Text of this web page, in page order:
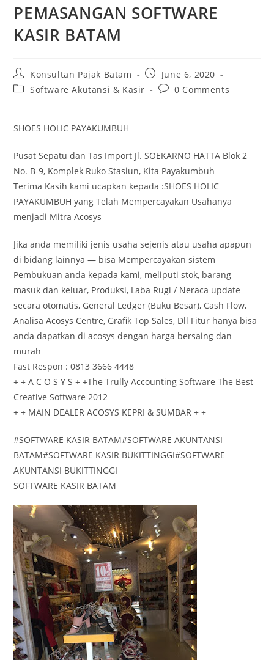
PEMASANGAN SOFTWARE
KASIR BATAM
Konsultan Pajak Batam
June 6, 2020
Software Akutansi & Kasir
0 Comments
SHOES HOLIC PAYAKUMBUH
Pusat Sepatu dan Tas Import Jl. SOEKARNO HATTA Blok 2
No. B-9, Komplek Ruko Stasiun, Kita Payakumbuh
Terima Kasih kami ucapkan kepada :SHOES HOLIC
PAYAKUMBUH yang Telah Mempercayakan Usahanya
menjadi Mitra Acosys
Jika anda memiliki jenis usaha sejenis atau usaha apapun
di bidang lainnya — bisa Mempercayakan sistem
Pembukuan anda kepada kami, meliputi stok, barang
masuk dan keluar, Produksi, Laba Rugi / Neraca update
secara otomatis, General Ledger (Buku Besar), Cash Flow,
Analisa Acosys Centre, Grafik Top Sales, Dll Fitur hanya bisa
anda dapatkan di acosys dengan harga bersaing dan
murah
Fast Respon : 0813 3666 4448
+ + A C O S Y S + +The Trully Accounting Software The Best
Creative Software 2012
+ + MAIN DEALER ACOSYS KEPRI & SUMBAR + +
#SOFTWARE KASIR BATAM#SOFTWARE AKUNTANSI
BATAM#SOFTWARE KASIR BUKITTINGGI#SOFTWARE
AKUNTANSI BUKITTINGGI
SOFTWARE KASIR BATAM